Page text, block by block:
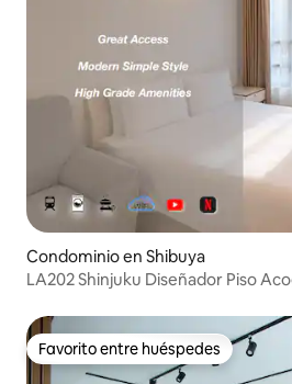
Condominio en Shibuya
LA202 Shinjuku Diseñador Piso
Favorito entre huéspedes
Favorito entre huéspedes